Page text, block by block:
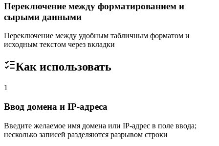
Переключение между форматированием и
сырыми данными
Переключение между удобным табличным форматом и
исходным текстом через вкладки
Как использовать
1
Ввод домена и IP-адреса
Введите желаемое имя домена или IP-адрес в поле ввода;
несколько записей разделяются разрывом строки